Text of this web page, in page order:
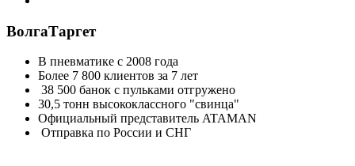
ВолгаТаргет
В пневматике с 2008 года
Более 7 800 клиентов за 7 лет
38 500 банок с пульками отгружено
30,5 тонн высококлассного "свинца"
Официальный представитель ATAMAN
Отправка по России и СНГ